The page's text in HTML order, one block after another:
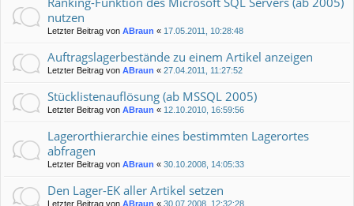
nutzen
Letzter Beitrag von ABraun « 17.05.2011, 10:28:48
Auftragslagerbestände zu einem Artikel anzeigen
Letzter Beitrag von ABraun « 27.04.2011, 11:27:52
Stücklistenauflösung (ab MSSQL 2005)
Letzter Beitrag von ABraun « 12.10.2010, 16:59:56
Lagerorthierarchie eines bestimmten Lagerortes
abfragen
Letzter Beitrag von ABraun « 30.10.2008, 14:05:33
Den Lager-EK aller Artikel setzen
Letzter Beitrag von ABraun « 30.07.2008, 12:32:28